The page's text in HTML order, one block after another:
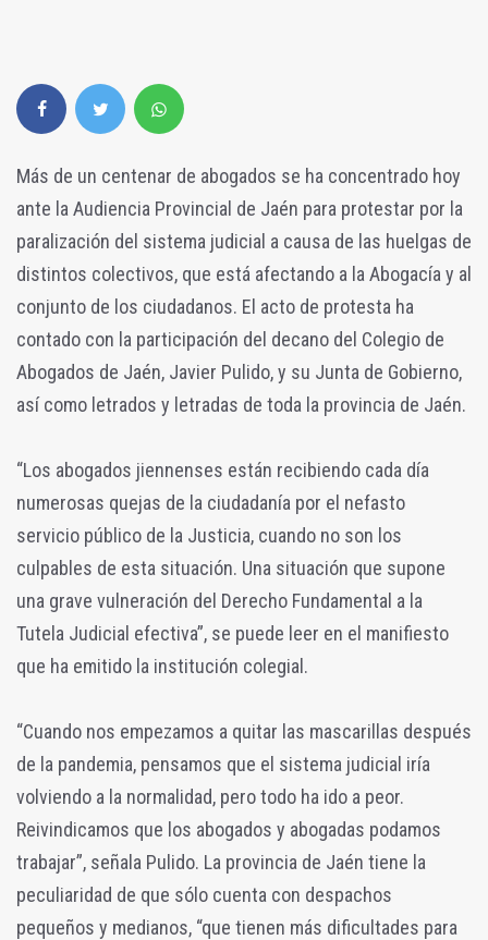
Más de un centenar de abogados se ha concentrado hoy
ante la Audiencia Provincial de Jaén para protestar por la
paralización del sistema judicial a causa de las huelgas de
distintos colectivos, que está afectando a la Abogacía y al
conjunto de los ciudadanos. El acto de protesta ha
contado con la participación del decano del Colegio de
Abogados de Jaén, Javier Pulido, y su Junta de Gobierno,
así como letrados y letradas de toda la provincia de Jaén.
“Los abogados jiennenses están recibiendo cada día
numerosas quejas de la ciudadanía por el nefasto
servicio público de la Justicia, cuando no son los
culpables de esta situación. Una situación que supone
una grave vulneración del Derecho Fundamental a la
Tutela Judicial efectiva”, se puede leer en el manifiesto
que ha emitido la institución colegial.
“Cuando nos empezamos a quitar las mascarillas después
de la pandemia, pensamos que el sistema judicial iría
volviendo a la normalidad, pero todo ha ido a peor.
Reivindicamos que los abogados y abogadas podamos
trabajar”, señala Pulido. La provincia de Jaén tiene la
peculiaridad de que sólo cuenta con despachos
pequeños y medianos, “que tienen más dificultades para